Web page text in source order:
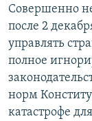
Совершенно
после 2
управлять
полное
норм
катастрофе